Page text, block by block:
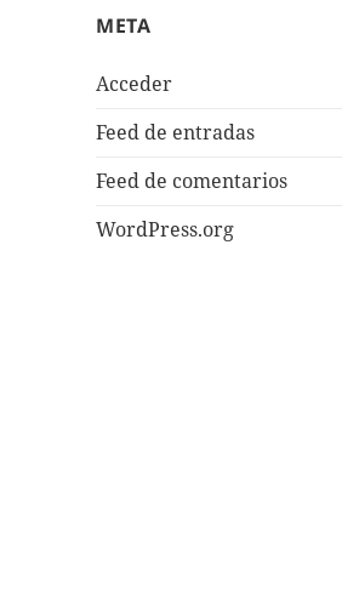
META
Acceder
Feed de entradas
Feed de comentarios
WordPress.org